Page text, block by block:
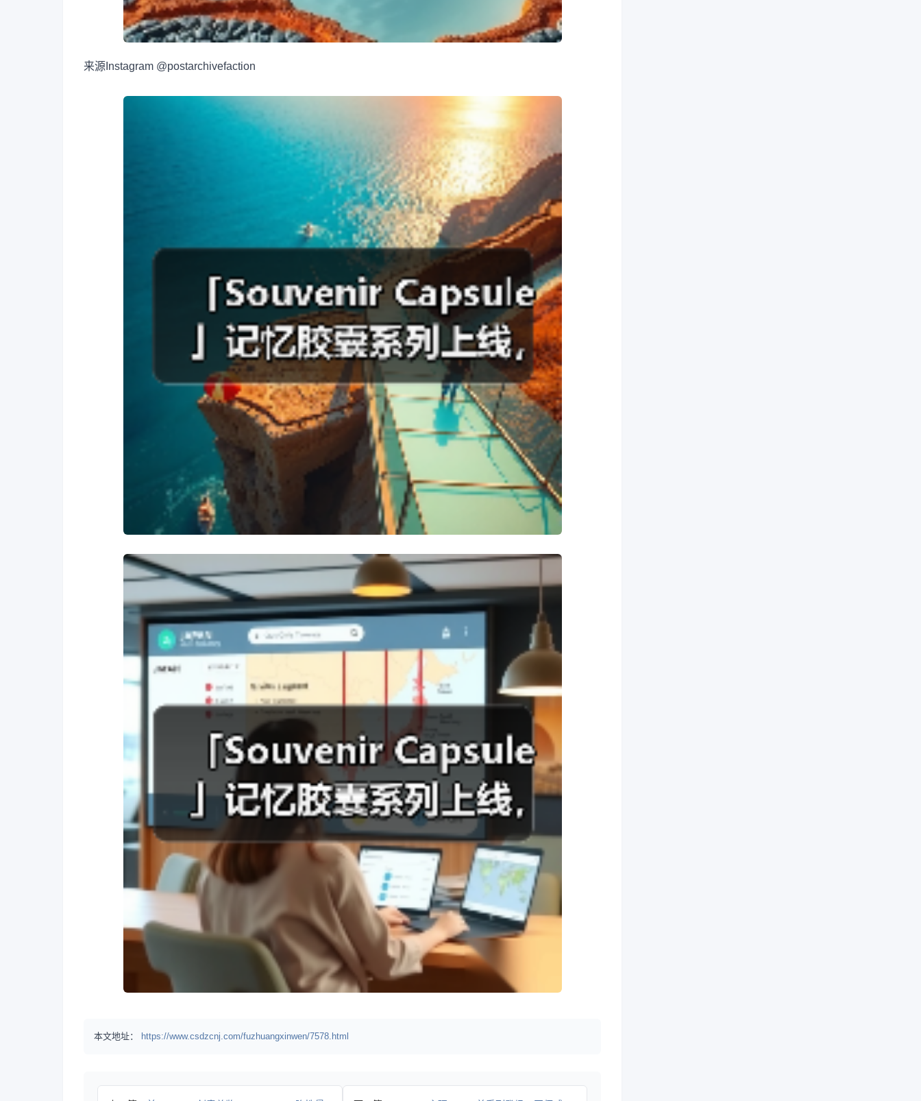
来源 Instagram @postarchivefaction
本文地址： https://www.csdzcnj.com/fuzhuangxinwen/7578.html